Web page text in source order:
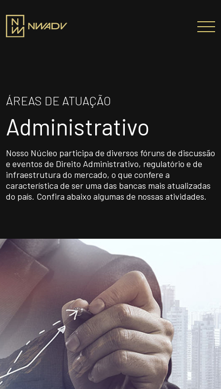
Entregas e Soluções
Pensamento Inovador
Prêmios/Reconhecimentos
PROFISSIONAIS
ÁREAS DE ATUAÇÃO
INSTITUTO NELSON WILIANS
OPORTUNIDADES/CARREIRA
PORTAL DE CONTEÚDO
Siga-nos
| A Alto contraste
ÁREAS DE ATUAÇÃO
Administrativo
Nosso Núcleo participa de diversos fóruns de discussão
e eventos de Direito Administrativo, regulatório e de
infraestrutura do mercado, o que confere a
característica de ser uma das bancas mais atualizadas
do país. Confira abaixo algumas de nossas atividades.